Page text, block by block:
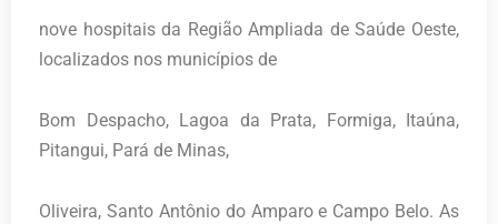
nove hospitais da Região Ampliada de Saúde Oeste,
localizados nos municípios de
Bom Despacho, Lagoa da Prata, Formiga, Itaúna,
Pitangui, Pará de Minas,
Oliveira, Santo Antônio do Amparo e Campo Belo. As